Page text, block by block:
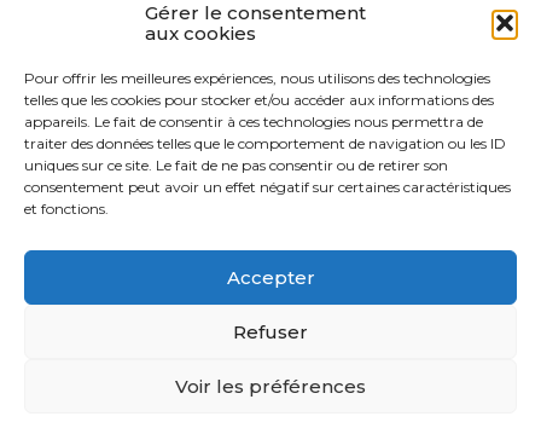
Gérer le consentement
aux cookies
Pour offrir les meilleures expériences, nous utilisons des technologies
telles que les cookies pour stocker et/ou accéder aux informations des
appareils. Le fait de consentir à ces technologies nous permettra de
traiter des données telles que le comportement de navigation ou les ID
uniques sur ce site. Le fait de ne pas consentir ou de retirer son
consentement peut avoir un effet négatif sur certaines caractéristiques
et fonctions.
Accepter
Refuser
Voir les préférences